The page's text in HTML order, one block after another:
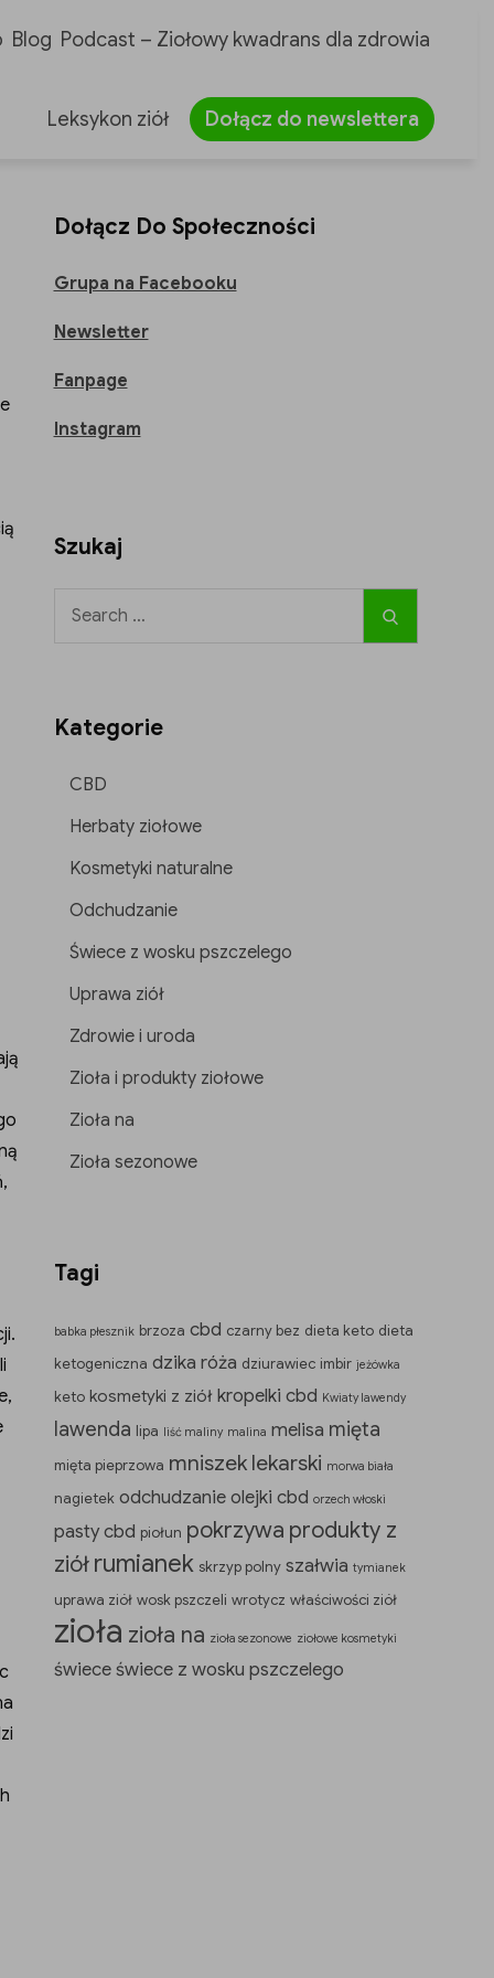
Blog Podcast – Ziołowy kwadrans dla zdrowia
Leksykon ziół Dołącz do newslettera
Dołącz Do Społeczności
Grupa na Facebooku
Newsletter
Fanpage
Instagram
Szukaj
Search
Kategorie
CBD
Herbaty ziołowe
Kosmetyki naturalne
Odchudzanie
Świece z wosku pszczelego
Uprawa ziół
Zdrowie i uroda
Zioła i produkty ziołowe
Zioła na
Zioła sezonowe
Tagi
babka płesznik brzoza cbd czarny bez dieta keto dieta
ketogeniczna dzika róża dziurawiec imbir jeżówka
keto kosmetyki z ziół kropelki cbd Kwiaty lawendy
lawenda lipa liść maliny malina melisa mięta
mięta pieprzowa mniszek lekarski morwa biała
nagietek odchudzanie olejki cbd orzech włoski
pasty cbd piołun pokrzywa produkty z
ziół rumianek skrzyp polny szałwia tymianek
uprawa ziół wosk pszczeli wrotycz właściwości ziół
zioła zioła na zioła sezonowe ziołowe kosmetyki
świece świece z wosku pszczelego